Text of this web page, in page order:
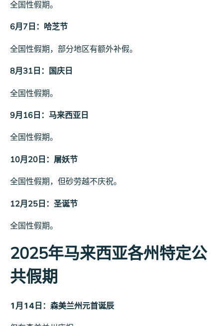
全国性假期。
6月7日：哈芝节
全国性假期，部分地区有额外补假。
8月31日：国庆日
全国性假期。
9月16日：马来西亚日
全国性假期。
10月20日：屠妖节
全国性假期，但砂劳越不庆祝。
12月25日：圣诞节
全国性假期。
2025年马来西亚各州特定公
共假期
1月14日：森美兰州元首诞辰